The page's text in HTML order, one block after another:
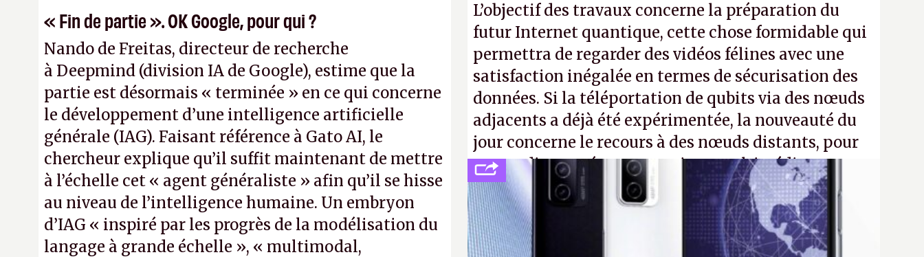
L’objectif des travaux concerne la préparation du
futur Internet quantique, cette chose formidable qui
permettra de regarder des vidéos félines avec une
satisfaction inégalée en termes de sécurisation des
données. Si la téléportation de qubits via des nœuds
adjacents a déjà été expérimentée, la nouveauté du
jour concerne le recours à des nœuds distants, pour
ne pas dire un réseau quantique multimédia
interactif (avec l’option Péritel).
(http://cpc.cx/AH432N4- Crédit photo : QuTech /
Nature)
« Fin de partie ». OK Google, pour qui ?
Nando de Freitas, directeur de recherche
à Deepmind (division IA de Google), estime que la
partie est désormais « terminée » en ce qui concerne
le développement d’une intelligence artificielle
générale (IAG). Faisant référence à Gato AI, le
chercheur explique qu’il suffit maintenant de mettre
à l’échelle cet « agent généraliste » afin qu’il se hisse
au niveau de l’intelligence humaine. Un embryon
d’IAG « inspiré par les progrès de la modélisation du
langage à grande échelle », « multimodal,